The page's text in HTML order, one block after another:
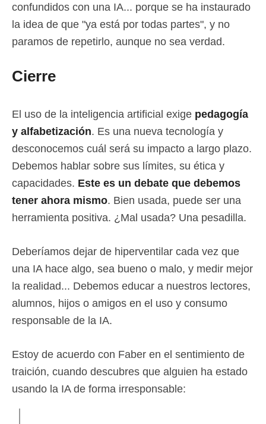
confundidos con una IA... porque se ha instaurado
la idea de que "ya está por todas partes", y no
paramos de repetirlo, aunque no sea verdad.
Cierre
El uso de la inteligencia artificial exige pedagogía
y alfabetización. Es una nueva tecnología y
desconocemos cuál será su impacto a largo plazo.
Debemos hablar sobre sus límites, su ética y
capacidades. Este es un debate que debemos
tener ahora mismo. Bien usada, puede ser una
herramienta positiva. ¿Mal usada? Una pesadilla.
Deberíamos dejar de hiperventilar cada vez que
una IA hace algo, sea bueno o malo, y medir mejor
la realidad... Debemos educar a nuestros lectores,
alumnos, hijos o amigos en el uso y consumo
responsable de la IA.
Estoy de acuerdo con Faber en el sentimiento de
traición, cuando descubres que alguien ha estado
usando la IA de forma irresponsable: